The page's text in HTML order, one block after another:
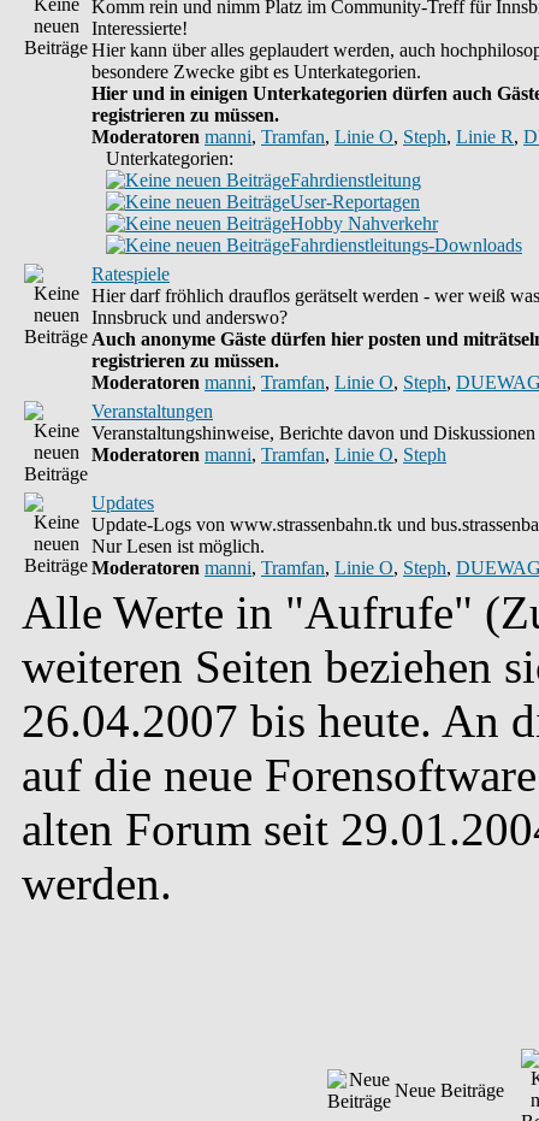
Komm rein und nimm Platz im Community-Treff für
Interessierte!
Hier kann über alles geplaudert werden, auch
besondere Zwecke gibt es Unterkategorien.
Hier und in einigen Unterkategorien dürfen auch
registrieren zu müssen.
Moderatoren manni, Tramfan, Linie O, Steph, Linie R,
Unterkategorien:
Fahrdienstleitung
User-Reportagen
Hobby Nahverkehr
Fahrdienstleitungs-Downloads
Ratespiele
Hier darf fröhlich drauflos gerätselt werden - wer weiß
Innsbruck und anderswo?
Auch anonyme Gäste dürfen hier posten und
registrieren zu müssen.
Moderatoren manni, Tramfan, Linie O, Steph,
Veranstaltungen
Veranstaltungshinweise, Berichte davon und Diskussionen
Moderatoren manni, Tramfan, Linie O, Steph
Updates
Update-Logs von www.strassenbahn.tk und
Nur Lesen ist möglich.
Moderatoren manni, Tramfan, Linie O, Steph,
Alle Werte in "Aufrufe"
weiteren Seiten beziehen
26.04.2007 bis heute. An
auf die neue
alten Forum seit
werden.
Neue Beiträge